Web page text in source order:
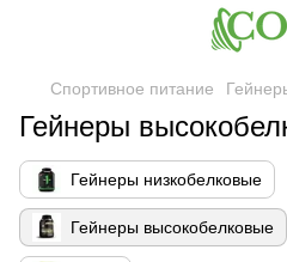
Спортивное питание
Гейнеры
Гейнеры низкобелковые
Гейнеры высокобелковые